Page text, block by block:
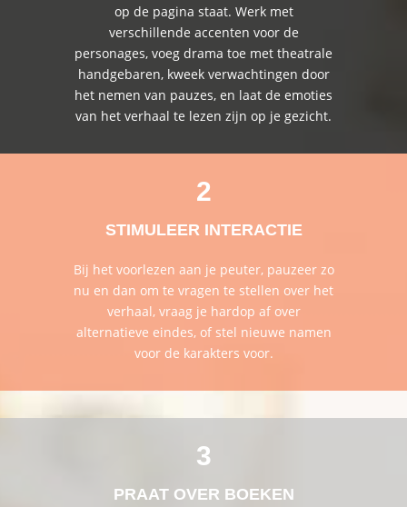
op de pagina staat. Werk met
verschillende accenten voor de
personages, voeg drama toe met theatrale
handgebaren, kweek verwachtingen door
het nemen van pauzes, en laat de emoties
van het verhaal te lezen zijn op je gezicht.
2
STIMULEER INTERACTIE
Bij het voorlezen aan je peuter, pauzeer zo
nu en dan om te vragen te stellen over het
verhaal, vraag je hardop af over
alternatieve eindes, of stel nieuwe namen
voor de karakters voor.
3
PRAAT OVER BOEKEN